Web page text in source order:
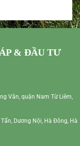
& ĐẦU TƯ
Văn, quận Nam Từ Liêm,
Dương Nội, Hà Đông, Hà